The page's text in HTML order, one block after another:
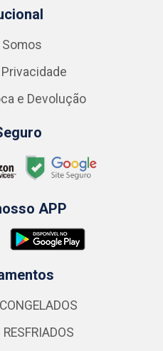
Somos
e Devolução
APP